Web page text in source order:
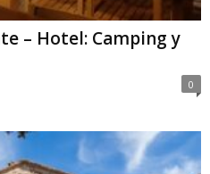
– Hotel: Camping y
0